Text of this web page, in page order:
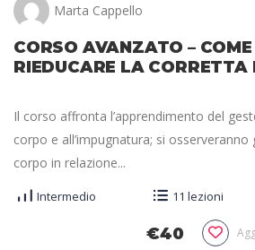
Marta Cappello
CORSO AVANZATO –
RIEDUCARE LA
Il corso affronta l’apprendimento del
corpo e all’impugnatura; si
corpo in relazione...
Intermedio 11 lezioni
€40